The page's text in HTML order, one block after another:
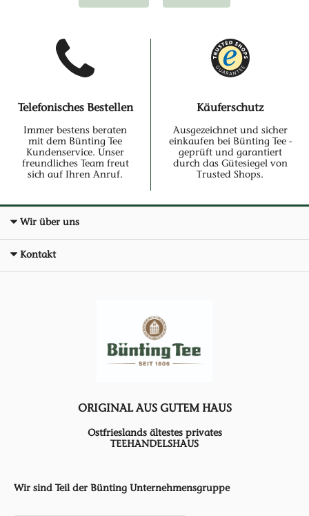
Telefonisches Bestellen
Immer bestens beraten
mit dem Bünting Tee
Kundenservice. Unser
freundliches Team freut
sich auf Ihren Anruf.
Käuferschutz
Ausgezeichnet und sicher
einkaufen bei Bünting Tee -
geprüft und garantiert
durch das Gütesiegel von
Trusted Shops.
Wir über uns
Kontakt
ORIGINAL AUS GUTEM HAUS
Ostfrieslands ältestes privates
TEEHANDELSHAUS
Wir sind Teil der Bünting Unternehmensgruppe